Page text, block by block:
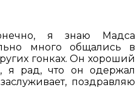
я знаю Мадса
много общались в
гонках. Он хороший
я рад, что он одержал
поздравляю